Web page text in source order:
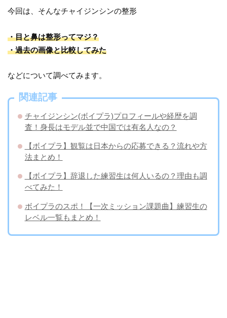
今回は、そんなチャイジンシンの整形
・目と鼻は整形ってマジ？
・過去の画像と比較してみた
などについて調べてみます。
関連記事
チャイジンシン(ボイプラ)プロフィールや経歴を調
査！身長はモデル並で中国では有名人なの？
【ボイプラ】観覧は日本からの応募できる？流れや方
法まとめ！
【ボイプラ】辞退した練習生は何人いるの？理由も調
べてみた！
ボイプラのスポ！【一次ミッション課題曲】練習生の
レベル一覧もまとめ！